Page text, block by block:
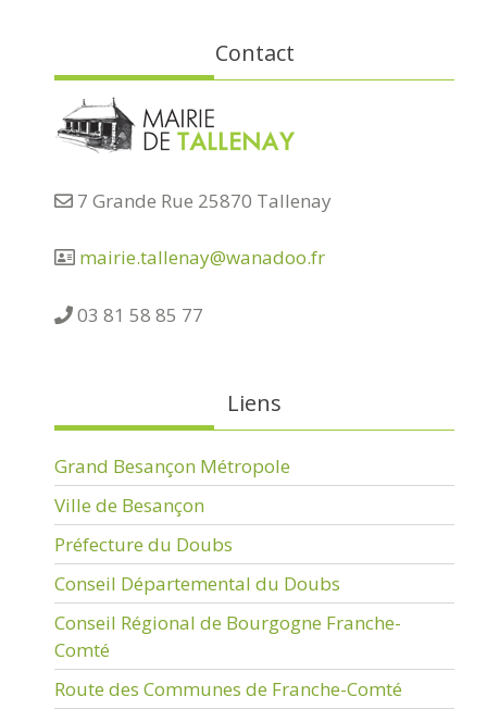
Contact
7 Grande Rue 25870 Tallenay
mairie.tallenay@wanadoo.fr
03 81 58 85 77
Liens
Grand Besançon Métropole
Ville de Besançon
Préfecture du Doubs
Conseil Départemental du Doubs
Conseil Régional de Bourgogne Franche-
Comté
Route des Communes de Franche-Comté